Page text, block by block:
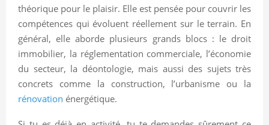
théorique pour le plaisir. Elle est pensée pour couvrir les
compétences qui évoluent réellement sur le terrain. En
général, elle aborde plusieurs grands blocs : le droit
immobilier, la réglementation commerciale, l’économie
du secteur, la déontologie, mais aussi des sujets très
concrets comme la construction, l’urbanisme ou la
rénovation énergétique.